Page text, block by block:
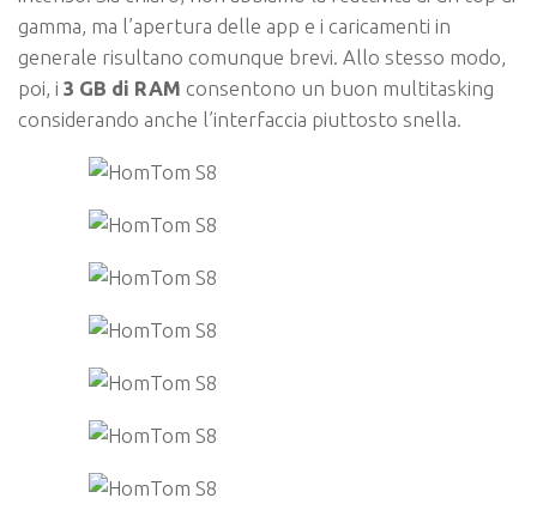
gamma, ma l’apertura delle app e i caricamenti in
generale risultano comunque brevi. Allo stesso modo,
poi, i 3 GB di RAM consentono un buon multitasking
considerando anche l’interfaccia piuttosto snella.